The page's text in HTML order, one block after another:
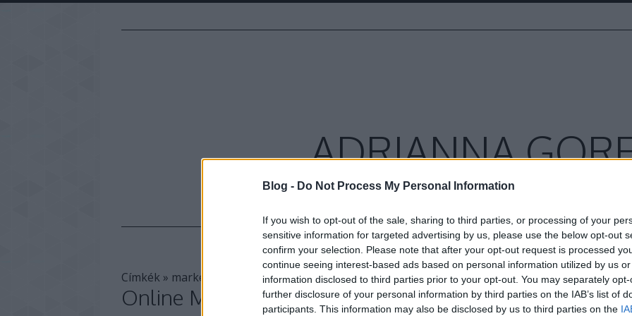
Blog - Do Not Process My Personal Information
If you wish to opt-out of the sale, sharing to third parties, or processing of your
sensitive information for targeted advertising by us, please use the below opt-out
confirm your selection. Please note that after your opt-out request is processed
continue seeing interest-based ads based on personal information utilized by us
information disclosed to third parties prior to your opt-out. You may separately
further disclosure of your personal information by third parties on the IAB’s list of
participants. This information may also be disclosed by us to third parties on the
ADRIANNA
Címkék » marketing_ügynökség
Online Marketing Ügynökség‎ Budapest